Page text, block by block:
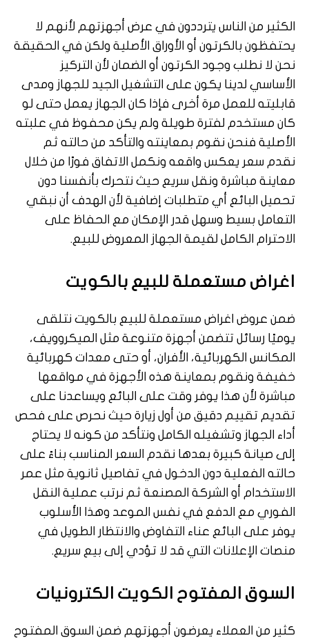
الكثير من الناس يترددون في عرض أجهزتهم لأنهم لا
يحتفظون بالكرتون أو الأوراق الأصلية ولكن في الحقيقة
نحن لا نطلب وجود الكرتون أو الضمان لأن التركيز
الأساسي لدينا يكون على التشغيل الجيد للجهاز ومدى
قابليته للعمل مرة أخرى فإذا كان الجهاز يعمل حتى لو
كان مستخدم لفترة طويلة ولم يكن محفوظ في علبته
الأصلية فنحن نقوم بمعاينته والتأكد من حالته ثم
نقدم سعر يعكس واقعه ونكمل الاتفاق فورًا من خلال
معاينة مباشرة ونقل سريع حيث نتحرك بأنفسنا دون
تحميل البائع أي متطلبات إضافية لأن الهدف أن نبقي
التعامل بسيط وسهل قدر الإمكان مع الحفاظ على
الاحترام الكامل لقيمة الجهاز المعروض للبيع.
اغراض مستعملة للبيع بالكويت
ضمن عروض اغراض مستعملة للبيع بالكويت نتلقى
يوميًا رسائل تتضمن أجهزة متنوعة مثل الميكروويف،
المكانس الكهربائية، الأفران، أو حتى معدات كهربائية
خفيفة ونقوم بمعاينة هذه الأجهزة في مواقعها
مباشرة لأن هذا يوفر وقت على البائع ويساعدنا على
تقديم تقييم دقيق من أول زيارة حيث نحرص على فحص
أداء الجهاز وتشغيله الكامل ونتأكد من كونه لا يحتاج
إلى صيانة كبيرة بعدها نقدم السعر المناسب بناءً على
حالته الفعلية دون الدخول في تفاصيل ثانوية مثل عمر
الاستخدام أو الشركة المصنعة ثم نرتب عملية النقل
الفوري مع الدفع في نفس الموعد وهذا الأسلوب
يوفر على البائع عناء التفاوض والانتظار الطويل في
منصات الإعلانات التي قد لا تؤدي إلى بيع سريع.
السوق المفتوح الكويت الكترونيات
كثير من العملاء يعرضون أجهزتهم ضمن السوق المفتوح